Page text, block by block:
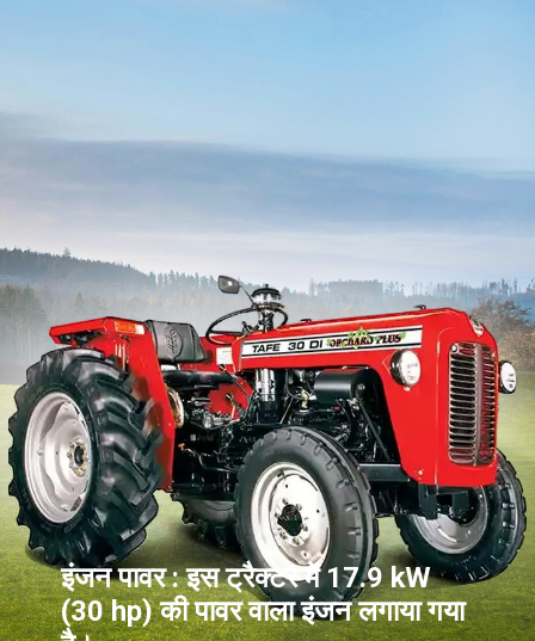
इंजन पावर : इस ट्रैक्टर में 17.9 kW
(30 hp) की पावर वाला इंजन लगाया गया